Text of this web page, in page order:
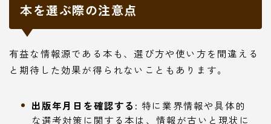
本を選ぶ際の注意点
有益な情報源である本も、選び方や使い方を間違える
と期待した効果が得られないこともあります。
出版年月日を確認する: 特に業界情報や具体的
な選考対策に関する本は、情報が古いと現状に